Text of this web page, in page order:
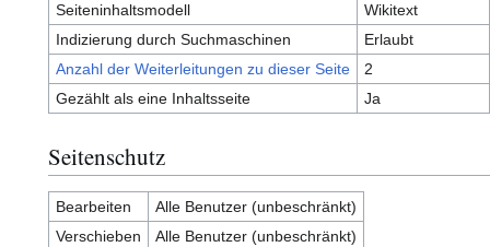
Seiteninhaltsmodell
Wikitext
Indizierung durch Suchmaschinen
Erlaubt
Anzahl der Weiterleitungen zu dieser Seite
2
Gezählt als eine Inhaltsseite
Ja
Seitenschutz
Bearbeiten
Alle Benutzer (unbeschränkt)
Verschieben
Alle Benutzer (unbeschränkt)